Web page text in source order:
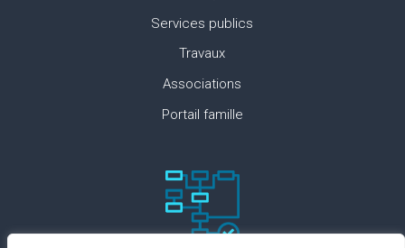
Services publics
Travaux
Associations
Portail famille